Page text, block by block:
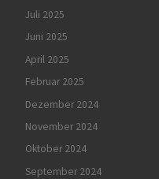
Juli 2025
Juni 2025
April 2025
Februar 2025
Dezember 2024
November 2024
Oktober 2024
September 2024